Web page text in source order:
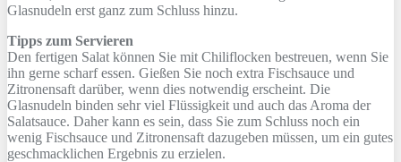
Glasnudeln erst ganz zum Schluss hinzu.
Tipps zum Servieren
Den fertigen Salat können Sie mit Chiliflocken bestreuen, wenn Sie
ihn gerne scharf essen. Gießen Sie noch extra Fischsauce und
Zitronensaft darüber, wenn dies notwendig erscheint. Die
Glasnudeln binden sehr viel Flüssigkeit und auch das Aroma der
Salatsauce. Daher kann es sein, dass Sie zum Schluss noch ein
wenig Fischsauce und Zitronensaft dazugeben müssen, um ein gutes
geschmacklichen Ergebnis zu erzielen.